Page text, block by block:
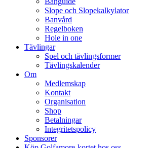
Slope och Slopekalkylator
Banvård
Regelboken
Hole in one
Tävlingar
Spel och tävlingsformer
Tävlingskalender
Om
Medlemskap
Kontakt
Organisation
Shop
Betalningar
Integritetspolicy
Sponsorer